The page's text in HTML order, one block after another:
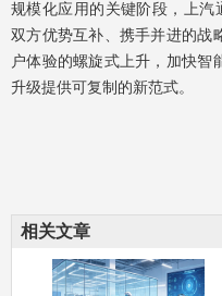
规模化应用的关键阶段，上汽
双方优势互补、携手并进的战
户体验的螺旋式上升，加快智
升级提供可复制的新范式。
相关文章